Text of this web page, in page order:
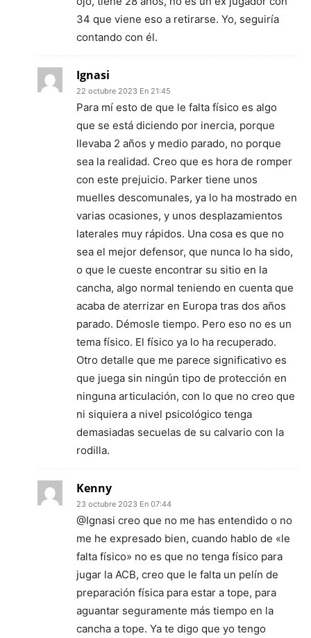
34 que viene eso a retirarse. Yo, seguiría
contando con él.
Ignasi
22 octubre 2023 En 21:45
Para mí esto de que le falta físico es algo
que se está diciendo por inercia, porque
llevaba 2 años y medio parado, no porque
sea la realidad. Creo que es hora de romper
con este prejuicio. Parker tiene unos
muelles descomunales, ya lo ha mostrado en
varias ocasiones, y unos desplazamientos
laterales muy rápidos. Una cosa es que no
sea el mejor defensor, que nunca lo ha sido,
o que le cueste encontrar su sitio en la
cancha, algo normal teniendo en cuenta que
acaba de aterrizar en Europa tras dos años
parado. Démosle tiempo. Pero eso no es un
tema físico. El físico ya lo ha recuperado.
Otro detalle que me parece significativo es
que juega sin ningún tipo de protección en
ninguna articulación, con lo que no creo que
ni siquiera a nivel psicológico tenga
demasiadas secuelas de su calvario con la
rodilla.
Kenny
23 octubre 2023 En 07:44
@Ignasi creo que no me has entendido o no
me he expresado bien, cuando hablo de «le
falta físico» no es que no tenga físico para
jugar la ACB, creo que le falta un pelín de
preparación física para estar a tope, para
aguantar seguramente más tiempo en la
cancha a tope. Ya te digo que yo tengo